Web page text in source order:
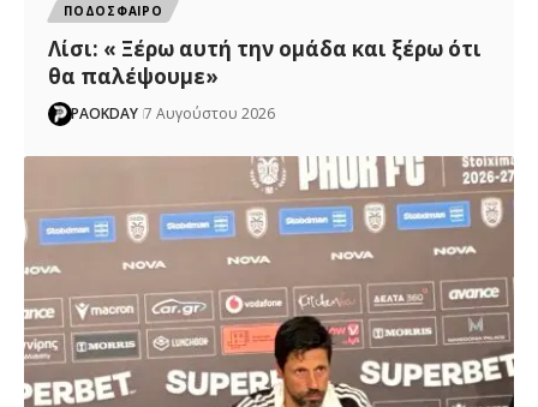
ΠΟΔΟΣΦΑΙΡΟ
Λίσι: « Ξέρω αυτή την ομάδα και ξέρω ότι
θα παλέψουμε»
PAOKDAY 7 Αυγούστου 2026